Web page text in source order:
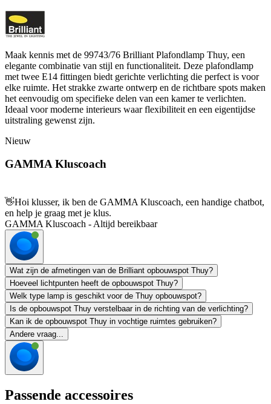
Maak kennis met de 99743/76 Brilliant Plafondlamp Thuy, een
elegante combinatie van stijl en functionaliteit. Deze plafondlamp
met twee E14 fittingen biedt gerichte verlichting die perfect is voor
elke ruimte. Het strakke zwarte ontwerp en de richtbare spots maken
het eenvoudig om specifieke delen van een kamer te verlichten.
Ideaal voor moderne interieurs waar flexibiliteit en een eigentijdse
uitstraling gewenst zijn.
Nieuw
GAMMA Kluscoach
👋Hoi klusser, ik ben de GAMMA Kluscoach, een handige chatbot,
en help je graag met je klus.
GAMMA Kluscoach - Altijd bereikbaar
Wat zijn de afmetingen van de Brilliant opbouwspot Thuy?
Hoeveel lichtpunten heeft de opbouwspot Thuy?
Welk type lamp is geschikt voor de Thuy opbouwspot?
Is de opbouwspot Thuy verstelbaar in de richting van de verlichting?
Kan ik de opbouwspot Thuy in vochtige ruimtes gebruiken?
Andere vraag...
Passende accessoires